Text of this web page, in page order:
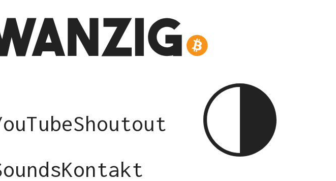
Shoutout
Kontakt